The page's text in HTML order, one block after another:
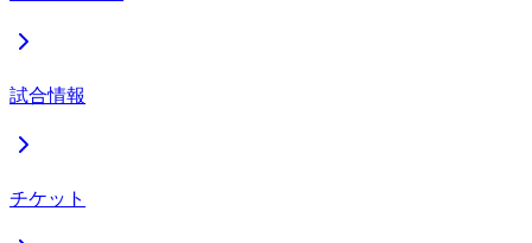
試合情報
チケット